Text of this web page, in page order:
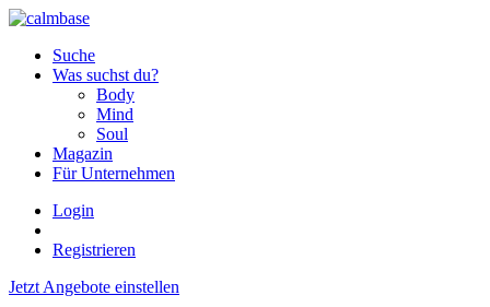
Suche
Was suchst du?
Body
Mind
Soul
Magazin
Für Unternehmen
Login
Registrieren
Jetzt Angebote einstellen